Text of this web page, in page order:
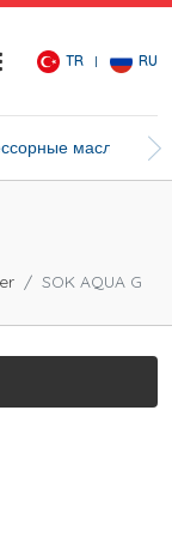
TR RU
масла
SOK AQUA G